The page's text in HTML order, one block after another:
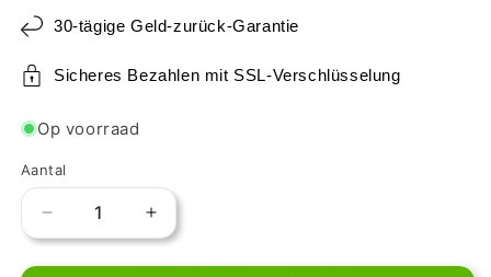
30-tägige Geld-zurück-Garantie
Sicheres Bezahlen mit SSL-Verschlüsselung
Op voorraad
Aantal
Aantal
verlagen
voor
Aantal
verhogen
voor